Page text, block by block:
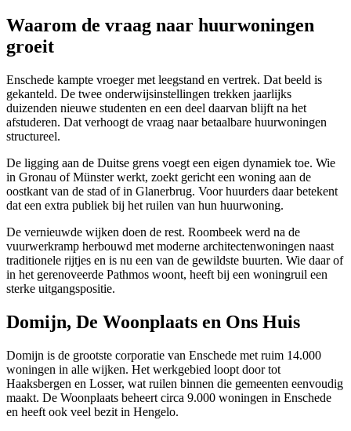
Waarom de vraag naar huurwoningen
groeit
Enschede kampte vroeger met leegstand en vertrek. Dat beeld is
gekanteld. De twee onderwijsinstellingen trekken jaarlijks
duizenden nieuwe studenten en een deel daarvan blijft na het
afstuderen. Dat verhoogt de vraag naar betaalbare huurwoningen
structureel.
De ligging aan de Duitse grens voegt een eigen dynamiek toe. Wie
in Gronau of Münster werkt, zoekt gericht een woning aan de
oostkant van de stad of in Glanerbrug. Voor huurders daar betekent
dat een extra publiek bij het ruilen van hun huurwoning.
De vernieuwde wijken doen de rest. Roombeek werd na de
vuurwerkramp herbouwd met moderne architectenwoningen naast
traditionele rijtjes en is nu een van de gewildste buurten. Wie daar of
in het gerenoveerde Pathmos woont, heeft bij een woningruil een
sterke uitgangspositie.
Domijn, De Woonplaats en Ons Huis
Domijn is de grootste corporatie van Enschede met ruim 14.000
woningen in alle wijken. Het werkgebied loopt door tot
Haaksbergen en Losser, wat ruilen binnen die gemeenten eenvoudig
maakt. De Woonplaats beheert circa 9.000 woningen in Enschede
en heeft ook veel bezit in Hengelo.